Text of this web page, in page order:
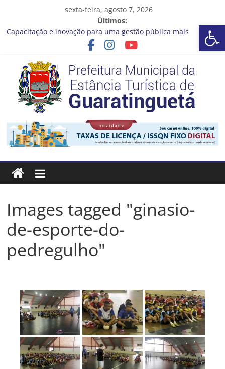
sexta-feira, agosto 7, 2026
Últimos:
Capacitação e inovação para uma gestão pública mais
Seu próximo emprego pode estar mais perto do que você
imagina
Novo curso no Qualifica Guará
Prefeitura de Guaratinguetá divulga novo cronograma dos
editais da PNAB
Guaratinguetá realizará ação de vacinação contra a Febre
Amarela na região da Rocinha
Prefeitura
Estância
Turística
Guaratinguetá
Prefeitura
Estância
Turística
Images tagged "ginasio-
de-esporte-do-
pedregulho"